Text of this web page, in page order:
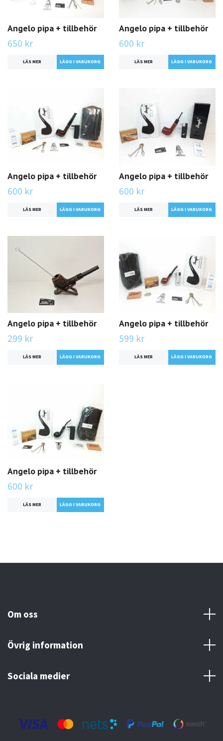
Angelo pipa + tillbehör
650 kr
LÄS MER
Angelo pipa + tillbehör
600 kr
LÄS MER
Angelo pipa + tillbehör
600 kr
LÄS MER
Angelo pipa + tillbehör
600 kr
LÄS MER
Angelo pipa + tillbehör
299 kr
LÄS MER
Angelo pipa + tillbehör
599 kr
LÄS MER
Angelo pipa + tillbehör
600 kr
LÄS MER
Om oss
Övrig information
Sociala medier